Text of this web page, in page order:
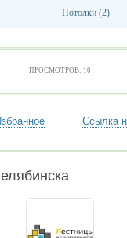
Потолки (2)
ПРОСМОТРОВ: 10
Ссылка